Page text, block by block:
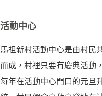
活動中心
馬祖新村活動中心是由村民
而成，村裡只要有慶典活動
每年在活動中心門口的元旦